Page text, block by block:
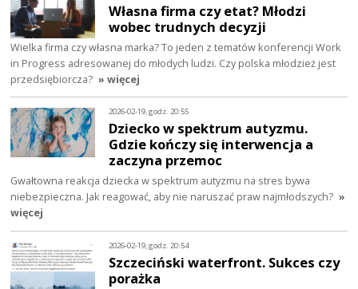
Własna firma czy etat? Młodzi
wobec trudnych decyzji
Wielka firma czy własna marka? To jeden z tematów konferencji Work
in Progress adresowanej do młodych ludzi. Czy polska młodzież jest
przedsiębiorcza? » więcej
2026-02-19, godz. 20:55
Dziecko w spektrum autyzmu.
Gdzie kończy się interwencja a
zaczyna przemoc
Gwałtowna reakcja dziecka w spektrum autyzmu na stres bywa
niebezpieczna. Jak reagować, aby nie naruszać praw najmłodszych? »
więcej
2026-02-19, godz. 20:54
Szczeciński waterfront. Sukces czy
porażka